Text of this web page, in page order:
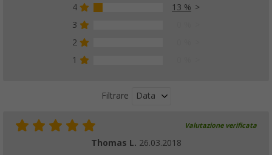
4
13 %
3
2
1
Filtrare Data
Valutazione verificata
Thomas L. 26.03.2018